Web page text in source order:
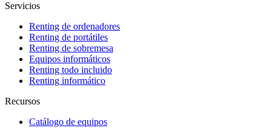
Servicios
Renting de ordenadores
Renting de portátiles
Renting de sobremesa
Equipos informáticos
Renting todo incluido
Renting informático
Recursos
Catálogo de equipos